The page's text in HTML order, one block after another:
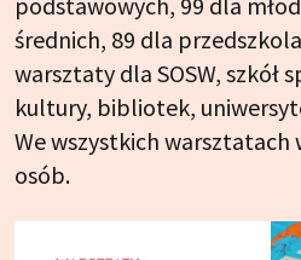
średnich, 89 dla
warsztaty dla SOSW, szkół
kultury, bibliotek,
We wszystkich warsztatach
osób.